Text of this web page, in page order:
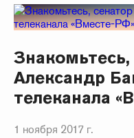
Знакомьтесь,
Александр
телеканала
1 ноября 2017 г.